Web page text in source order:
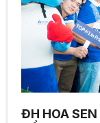
ĐH HOA